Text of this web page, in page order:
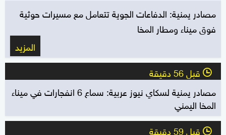
مصادر يمنية: الدفاعات الجوية تتعامل مع مسيرات حوثية
فوق ميناء ومطار المخا
المزيد
l قبل 56 دقيقة
مصادر يمنية لسكاي نيوز عربية: سماع 6 انفجارات في ميناء
المخا اليمني
l قبل 59 دقيقة